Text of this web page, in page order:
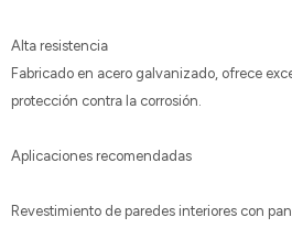
Alta resistencia
Fabricado en acero galvanizado, ofrece
protección contra la corrosión.
Aplicaciones recomendadas
Revestimiento de paredes interiores con